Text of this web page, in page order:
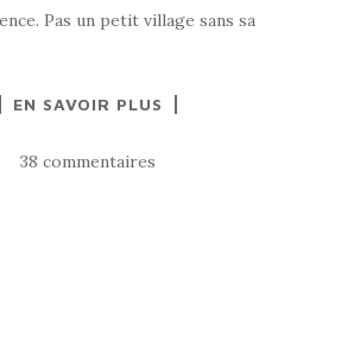
Pas un petit village sans sa
EN SAVOIR PLUS
38 commentaires